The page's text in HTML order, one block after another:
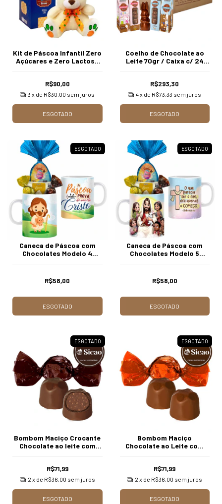
Kit de Páscoa Infantil Zero
Açúcares e Zero Lactose
R$90,00
3 x de R$30,00 sem juros
ESGOTADO
Coelho de Chocolate ao
Leite 70gr / Caixa c/ 24
R$293,30
4x de R$73,33 sem juros
ESGOTADO
ESGOTADO
Caneca de Páscoa com
Chocolates Modelo 4
R$58,00
ESGOTADO
ESGOTADO
Caneca de Páscoa com
Chocolates Modelo 5
R$58,00
ESGOTADO
ESGOTADO
Bombom Maciço Crocante
Chocolate ao leite com
R$71,99
2 x de R$36,00 sem juros
ESGOTADO
ESGOTADO
Bombom Maciço
Chocolate ao Leite com
R$71,99
2 x de R$36,00 sem juros
ESGOTADO